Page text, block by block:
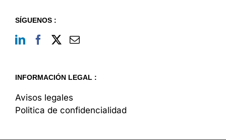
SÍGUENOS :
INFORMACIÓN LEGAL :
Avisos legales
Politica de confidencialidad